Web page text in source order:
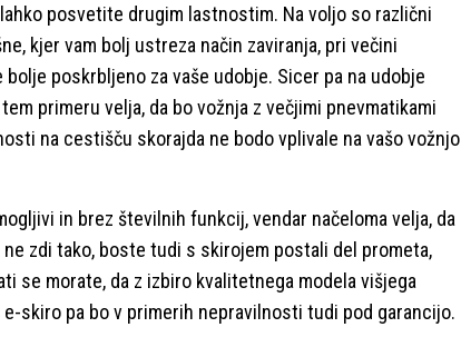
posvetite drugim lastnostim. Na voljo so različni
kjer vam bolj ustreza način zaviranja, pri večini
poskrbljeno za vaše udobje. Sicer pa na udobje
primeru velja, da bo vožnja z večjimi pnevmatikami
na cestišču skorajda ne bodo vplivale na vašo vožnjo
in brez številnih funkcij, vendar načeloma velja, da
zdi tako, boste tudi s skirojem postali del prometa,
se morate, da z izbiro kvalitetnega modela višjega
skiro pa bo v primerih nepravilnosti tudi pod garancijo.